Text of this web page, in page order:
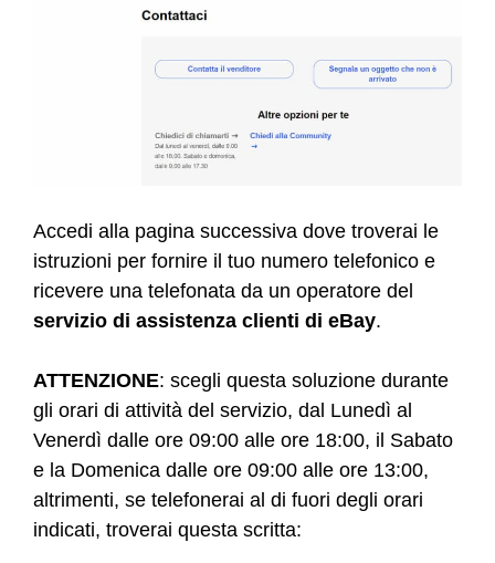
Accedi alla pagina successiva dove troverai le
istruzioni per fornire il tuo numero telefonico e
ricevere una telefonata da un operatore del
servizio di assistenza clienti di eBay.
ATTENZIONE: scegli questa soluzione durante
gli orari di attività del servizio, dal Lunedì al
Venerdì dalle ore 09:00 alle ore 18:00, il Sabato
e la Domenica dalle ore 09:00 alle ore 13:00,
altrimenti, se telefonerai al di fuori degli orari
indicati, troverai questa scritta: